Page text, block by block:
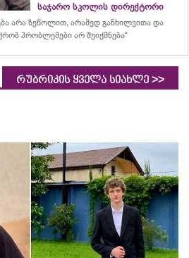
საჯარო სკოლის დირექტორი
არა ზეწოლით, არამედ განხილვითა და
პრობლემები არ შეიქმნება“
რუბრიკის ყველა სიახლე >>